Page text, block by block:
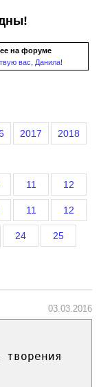
на форуме
вас, Данила!
2017 2018
11 12
11 12
24 25
03.03.2016